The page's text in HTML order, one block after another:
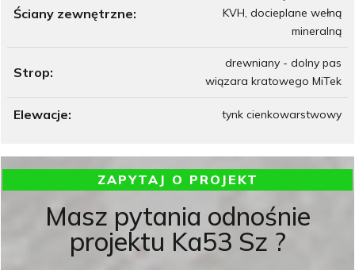
Ściany zewnętrzne:
KVH, docieplane wełną
mineralną
Strop:
drewniany - dolny pas
wiązara kratowego MiTek
Elewacje: tynk cienkowarstwowy
ZAPYTAJ O PROJEKT
Masz pytania odnośnie
projektu Ka53 Sz ?